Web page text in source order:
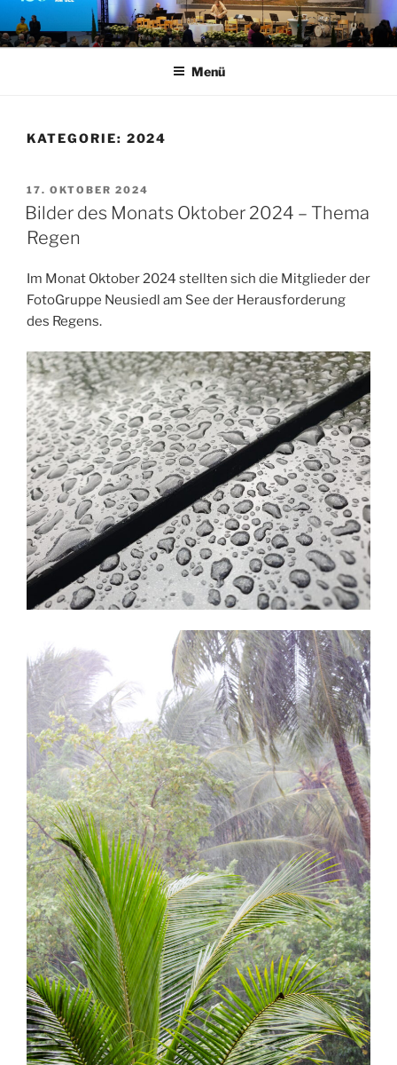
Inhalt
springen
Menü
KATEGORIE: 2024
VERÖFFENTLICHT
AM
17. OKTOBER 2024
Bilder des Monats Oktober 2024 – Thema
Regen
Im Monat Oktober 2024 stellten sich die Mitglieder der
FotoGruppe Neusiedl am See der Herausforderung
des Regens.